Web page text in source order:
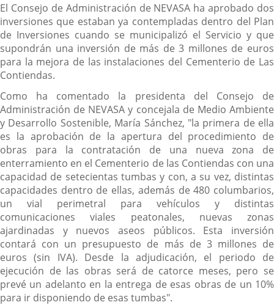
Descripción
El Consejo de Administración de NEVASA ha aprobado dos
inversiones que estaban ya contempladas dentro del Plan
de Inversiones cuando se municipalizó el Servicio y que
supondrán una inversión de más de 3 millones de euros
para la mejora de las instalaciones del Cementerio de Las
Contiendas.
Como ha comentado la presidenta del Consejo de
Administración de NEVASA y concejala de Medio Ambiente
y Desarrollo Sostenible, María Sánchez, "la primera de ella
es la aprobación de la apertura del procedimiento de
obras para la contratación de una nueva zona de
enterramiento en el Cementerio de las Contiendas con una
capacidad de setecientas tumbas y con, a su vez, distintas
capacidades dentro de ellas, además de 480 columbarios,
un vial perimetral para vehículos y distintas
comunicaciones viales peatonales, nuevas zonas
ajardinadas y nuevos aseos públicos. Esta inversión
contará con un presupuesto de más de 3 millones de
euros (sin IVA). Desde la adjudicación, el periodo de
ejecución de las obras será de catorce meses, pero se
prevé un adelanto en la entrega de esas obras de un 10%
para ir disponiendo de esas tumbas".